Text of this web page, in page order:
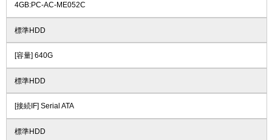
4GB:PC-AC-ME052C
標準HDD
[容量] 640G
標準HDD
[接続IF] Serial ATA
標準HDD